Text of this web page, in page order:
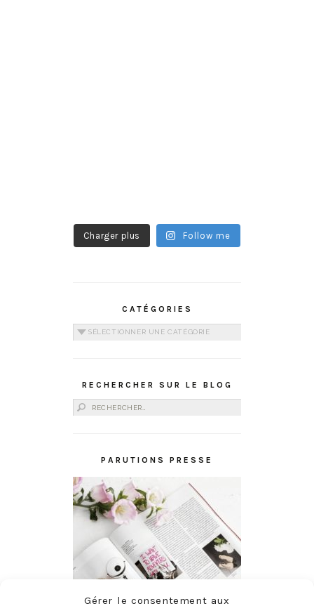
Gérer le consentement aux
Charger plus Follow me
CATÉGORIES
Catégories
RECHERCHER SUR LE BLOG
Rechercher :
PARUTIONS PRESSE